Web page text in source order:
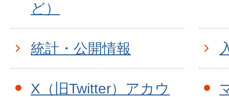
ど）
統計・公開情報
X（旧Twitter）アカウ